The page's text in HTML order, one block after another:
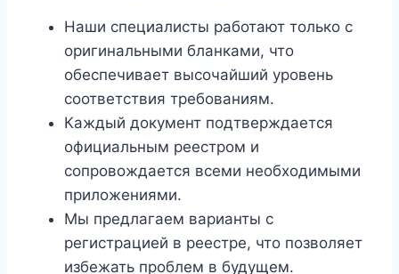
Наши специалисты работают только с
оригинальными бланками, что
обеспечивает высочайший уровень
соответствия требованиям.
Каждый документ подтверждается
официальным реестром и
сопровождается всеми необходимыми
приложениями.
Мы предлагаем варианты с
регистрацией в реестре, что позволяет
избежать проблем в будущем.